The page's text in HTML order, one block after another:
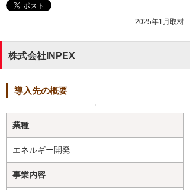
2025年1月取材
株式会社INPEX
導入先の概要
業種
エネルギー開発
事業内容